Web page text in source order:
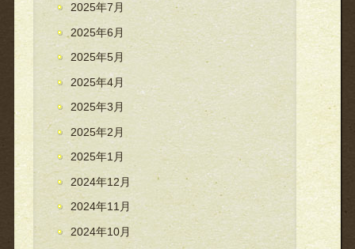
2025年7月
2025年6月
2025年5月
2025年4月
2025年3月
2025年2月
2025年1月
2024年12月
2024年11月
2024年10月